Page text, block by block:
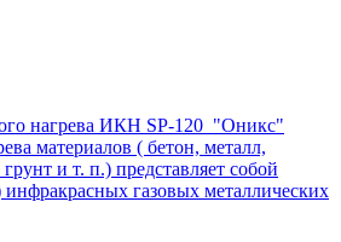
нагрева ИКН SP-120 "Оникс"
материалов ( бетон, металл,
и т. п.) представляет собой
инфракрасных газовых металлических